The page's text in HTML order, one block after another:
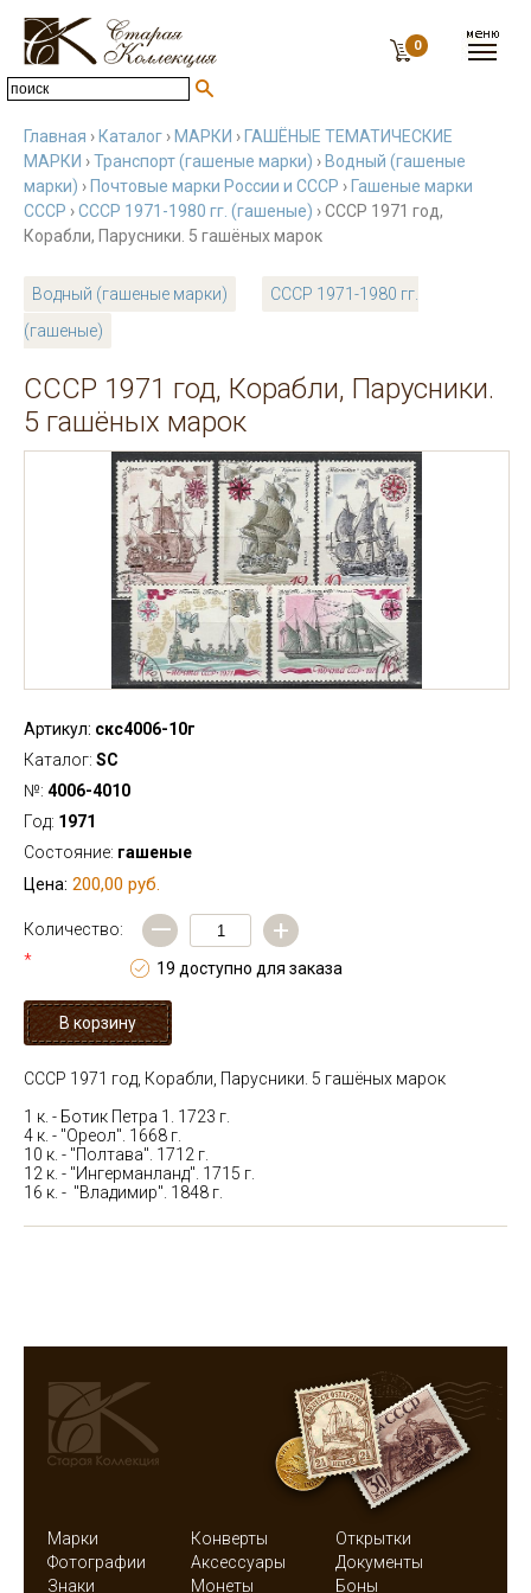
0
Главная › Каталог › МАРКИ › ГАШЁНЫЕ ТЕМАТИЧЕСКИЕ
МАРКИ ›Транспорт (гашеные марки) › Водный (гашеные
марки) › Почтовые марки России и СССР › Гашеные марки
СССР ›СССР 1971-1980 гг. (гашеные) › СССР 1971 год,
Корабли, Парусники. 5 гашёных марок
Водный (гашеные марки)
СССР 1971-1980 гг.
(гашеные)
СССР 1971 год, Корабли, Парусники.
5 гашёных марок
Артикул: скс4006-10г
Каталог: SC
№: 4006-4010
Год: 1971
Состояние: гашеные
Цена: 200,00 руб.
Количество:
*
— +
19 доступно для заказа
СССР 1971 год, Корабли, Парусники. 5 гашёных марок
1 к. - Ботик Петра 1. 1723 г.
4 к. - "Ореол". 1668 г.
10 к. - "Полтава". 1712 г.
12 к. - "Ингерманланд". 1715 г.
16 к. - "Владимир". 1848 г.
Марки Конверты
Открытки
Фотографии
Аксессуары
Документы
Знаки
Монеты Боны